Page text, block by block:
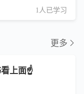
1人已学习
更多
看上面☝️